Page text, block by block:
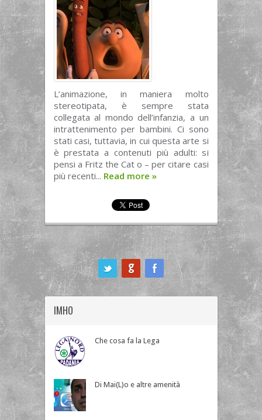
L’animazione, in maniera molto
stereotipata, è sempre stata
collegata al mondo dell’infanzia, a un
intrattenimento per bambini. Ci sono
stati casi, tuttavia, in cui questa arte si
è prestata a contenuti più adulti: si
pensi a Fritz the Cat o – per citare casi
più recenti... Read more »
IMHO
Che cosa fa la Lega
Di Mai(L)o e altre amenità